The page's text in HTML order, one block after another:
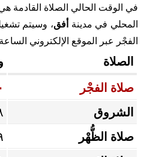
في الوقت الحالي الصلاة القادمة
المحلي في مدينةأفق، وسيتم
الفجْر عبر الموقع الإلكتروني الساعة
الصلاة
صلاة الفجْر
الشروق
صلاة الظُّهْر